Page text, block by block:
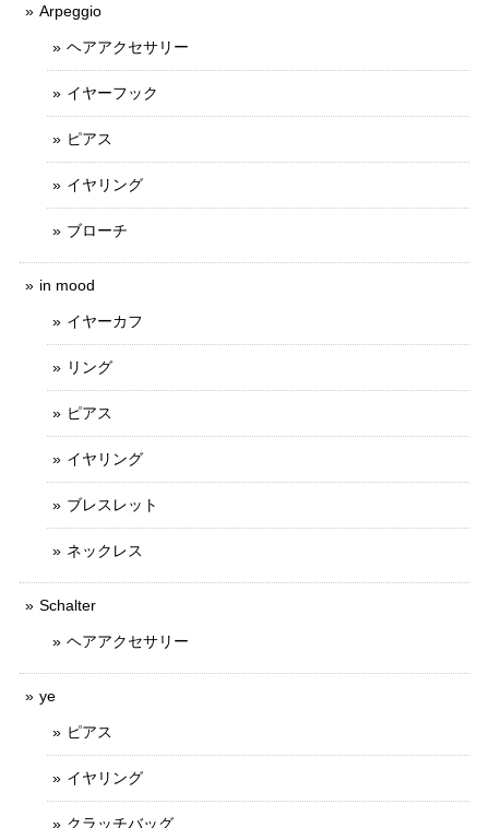
Arpeggio
ヘアアクセサリー
イヤーフック
ピアス
イヤリング
ブローチ
in mood
イヤーカフ
リング
ピアス
イヤリング
ブレスレット
ネックレス
Schalter
ヘアアクセサリー
ye
ピアス
イヤリング
クラッチバッグ